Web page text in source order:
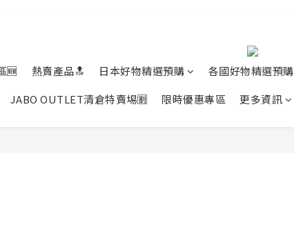
🆕 熱賣產品🔝 日本好物精選預購 各國好物精選預購
JABO OUTLET清倉特賣埸🈹 限時優惠專區 更多資訊